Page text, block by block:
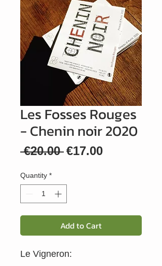
Les Fosses Rouges
- Chenin noir 2020
€20.00 Regular
€17.00Sale
Quantity *
Add to Cart
Le Vigneron: